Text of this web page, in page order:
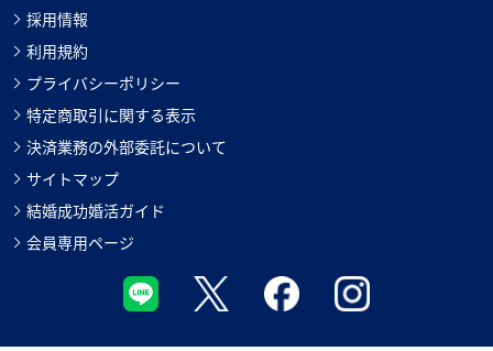
採用情報
利用規約
プライバシーポリシー
特定商取引に関する表示
決済業務の外部委託について
サイトマップ
結婚成功婚活ガイド
会員専用ページ